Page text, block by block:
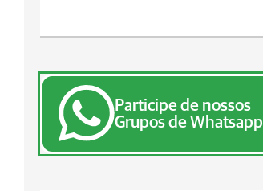
Participe de nossos
Grupos de Whatsapp